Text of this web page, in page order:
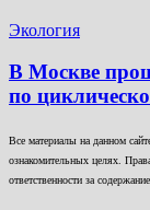
Экология
В Москве
по
Все материалы на данном
ознакомительных целях.
ответственности за